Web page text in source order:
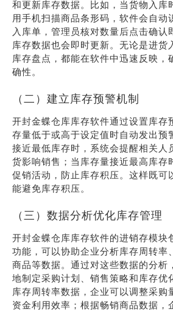
和更新库存数据。比如，当货物入库
用手机扫描商品条形码，软件会自动
入库单，管理员核对数量后点击确认
库存数据也会即时更新。无论是进货
库存盘点，都能在软件中迅速反映，
确性。
（二）建立库存预警机制
开封金蝶仓库库存软件通过设置库存
存量低于或高于设定值时自动发出预
接近最低库存时，系统会提醒相关人
货影响销售；当库存量接近最高库存
促销活动，防止库存积压。这样既可
能避免库存积压。
（三）数据分析优化库存管理
开封金蝶仓库库存软件的进销存模块
功能，可以协助企业分析库存周转率
商品等数据。通过对这些数据的分析
地制定采购计划、销售策略和库存优
库存周转率数据，企业可以调整采购
资金利用效率；根据畅销商品数据，